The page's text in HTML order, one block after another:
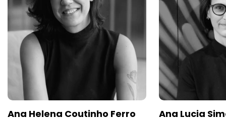
Ana Helena Coutinho Ferro Ana Lucia